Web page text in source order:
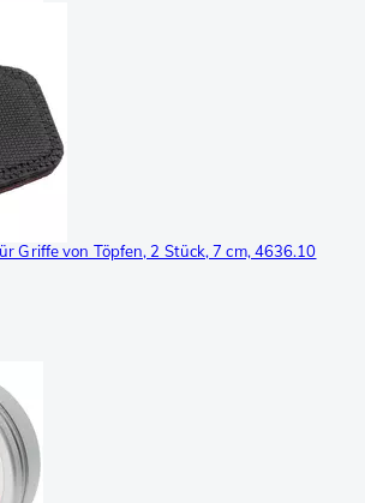
Griffe von Töpfen, 2 Stück, 7 cm, 4636.10